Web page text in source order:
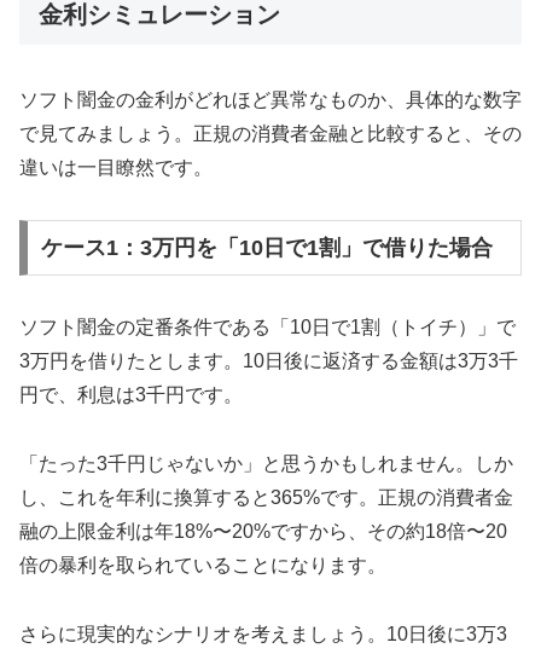
金利シミュレーション
ソフト闇金の金利がどれほど異常なものか、具体的な数字
で見てみましょう。正規の消費者金融と比較すると、その
違いは一目瞭然です。
ケース1：3万円を「10日で1割」で借りた場合
ソフト闇金の定番条件である「10日で1割（トイチ）」で
3万円を借りたとします。10日後に返済する金額は3万3千
円で、利息は3千円です。
「たった3千円じゃないか」と思うかもしれません。しか
し、これを年利に換算すると365%です。正規の消費者金
融の上限金利は年18%〜20%ですから、その約18倍〜20
倍の暴利を取られていることになります。
さらに現実的なシナリオを考えましょう。10日後に3万3